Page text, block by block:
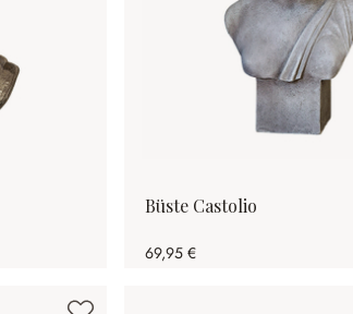
Büste Castolio
69,95 €